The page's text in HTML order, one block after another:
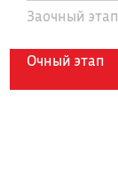
Заочный этап
Очный этап